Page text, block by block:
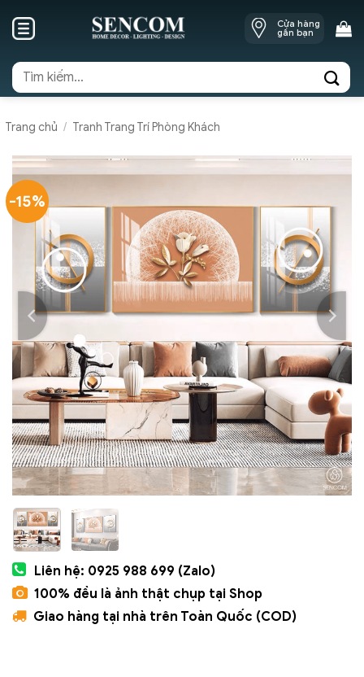
Cửa hàng
gần bạn
Tìm
kiếm:
Trang chủ / Tranh Trang Trí Phòng Khách
-15%
Liên hệ: 0925 988 699 (Zalo)
100% đều là ảnh thật chụp tại Shop
Giao hàng tại nhà trên Toàn Quốc (COD)